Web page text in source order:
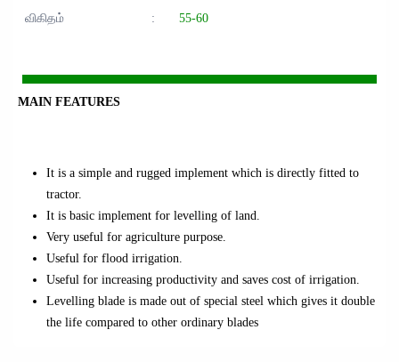
விகிதம்
: 55-60
MAIN FEATURES
It is a simple and rugged implement which is directly fitted to
tractor.
It is basic implement for levelling of land.
Very useful for agriculture purpose.
Useful for flood irrigation.
Useful for increasing productivity and saves cost of irrigation.
Levelling blade is made out of special steel which gives it double
the life compared to other ordinary blades